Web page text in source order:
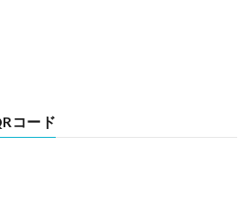
コード